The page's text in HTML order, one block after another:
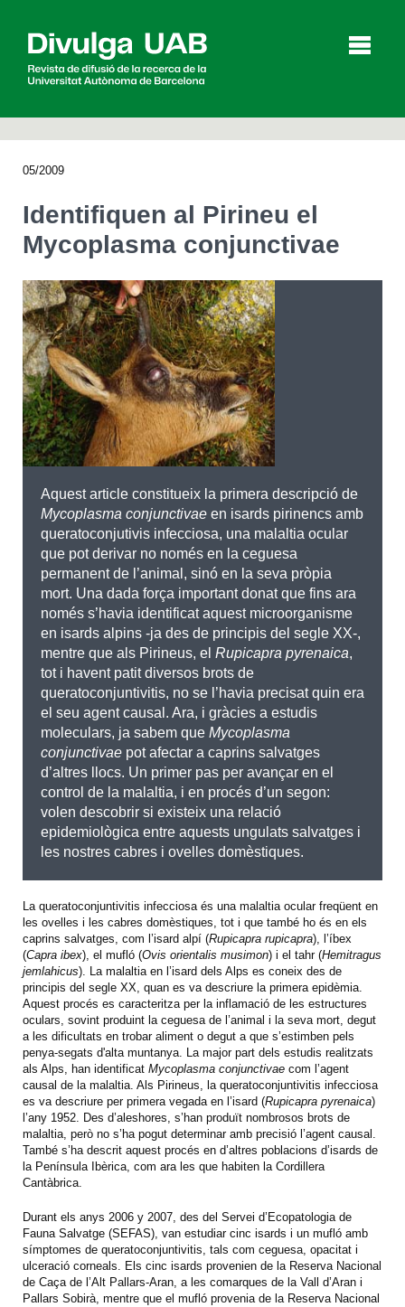
English Español
CERCAR
05/2009
Identifiquen al Pirineu el
Mycoplasma conjunctivae
Aquest article constitueix la primera descripció de
Mycoplasma conjunctivae en isards pirinencs amb
queratoconjutivis infecciosa, una malaltia ocular
que pot derivar no només en la ceguesa
permanent de l’animal, sinó en la seva pròpia
mort. Una dada força important donat que fins ara
només s’havia identificat aquest microorganisme
en isards alpins -ja des de principis del segle XX-,
mentre que als Pirineus, el Rupicapra pyrenaica,
tot i havent patit diversos brots de
queratoconjuntivitis, no se l’havia precisat quin era
el seu agent causal. Ara, i gràcies a estudis
moleculars, ja sabem que Mycoplasma
conjunctivae pot afectar a caprins salvatges
d’altres llocs. Un primer pas per avançar en el
control de la malaltia, i en procés d’un segon:
volen descobrir si existeix una relació
epidemiològica entre aquests ungulats salvatges i
les nostres cabres i ovelles domèstiques.
La queratoconjuntivitis infecciosa és una malaltia ocular freqüent en
les ovelles i les cabres domèstiques, tot i que també ho és en els
caprins salvatges, com l’isard alpí (Rupicapra rupicapra), l’íbex
(Capra ibex), el mufló (Ovis orientalis musimon) i el tahr (Hemitragus
jemlahicus). La malaltia en l’isard dels Alps es coneix des de
principis del segle XX, quan es va descriure la primera epidèmia.
Aquest procés es caracteritza per la inflamació de les estructures
oculars, sovint produint la ceguesa de l’animal i la seva mort, degut
a les dificultats en trobar aliment o degut a que s’estimben pels
penya-segats d'alta muntanya. La major part dels estudis realitzats
als Alps, han identificat Mycoplasma conjunctivae com l’agent
causal de la malaltia. Als Pirineus, la queratoconjuntivitis infecciosa
es va descriure per primera vegada en l’isard (Rupicapra pyrenaica)
l’any 1952. Des d’aleshores, s’han produït nombrosos brots de
malaltia, però no s’ha pogut determinar amb precisió l’agent causal.
També s’ha descrit aquest procés en d’altres poblacions d’isards de
la Península Ibèrica, com ara les que habiten la Cordillera
Cantàbrica.
Durant els anys 2006 y 2007, des del Servei d’Ecopatologia de
Fauna Salvatge (SEFAS), van estudiar cinc isards i un mufló amb
símptomes de queratoconjuntivitis, tals com ceguesa, opacitat i
ulceració corneals. Els cinc isards provenien de la Reserva Nacional
de Caça de l’Alt Pallars-Aran, a les comarques de la Vall d’Aran i
Pallars Sobirà, mentre que el mufló provenia de la Reserva Nacional